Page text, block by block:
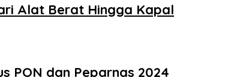
Alat Berat Hingga Kapal
PON dan Peparnas 2024